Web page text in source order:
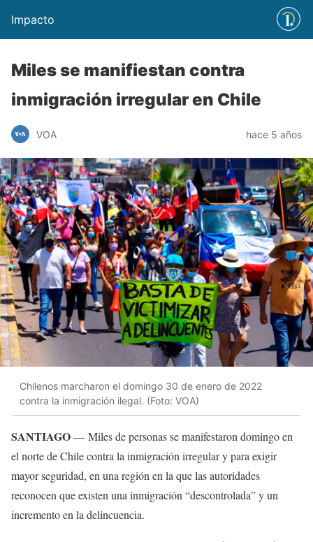
Impacto
Miles se manifiestan contra
inmigración irregular en Chile
VOA hace 5 años
Chilenos marcharon el domingo 30 de enero de 2022
contra la inmigración ilegal. (Foto: VOA)
SANTIAGO— Miles de personas se manifestaron domingo en
el norte de Chile contra la inmigración irregular y para exigir
mayor seguridad, en una región en la que las autoridades
reconocen que existen una inmigración “descontrolada” y un
incremento en la delincuencia.